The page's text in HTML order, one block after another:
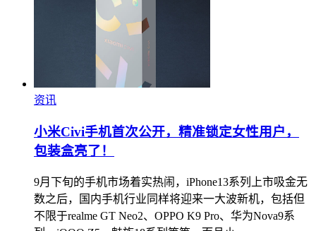
资讯
小米Civi手机首次公开，精准锁定女性用户，
包装盒亮了！
9月下旬的手机市场着实热闹，iPhone13系列上市吸金无
数之后，国内手机行业同样将迎来一大波新机，包括但
不限于realme GT Neo2、OPPO K9 Pro、华为Nova9系